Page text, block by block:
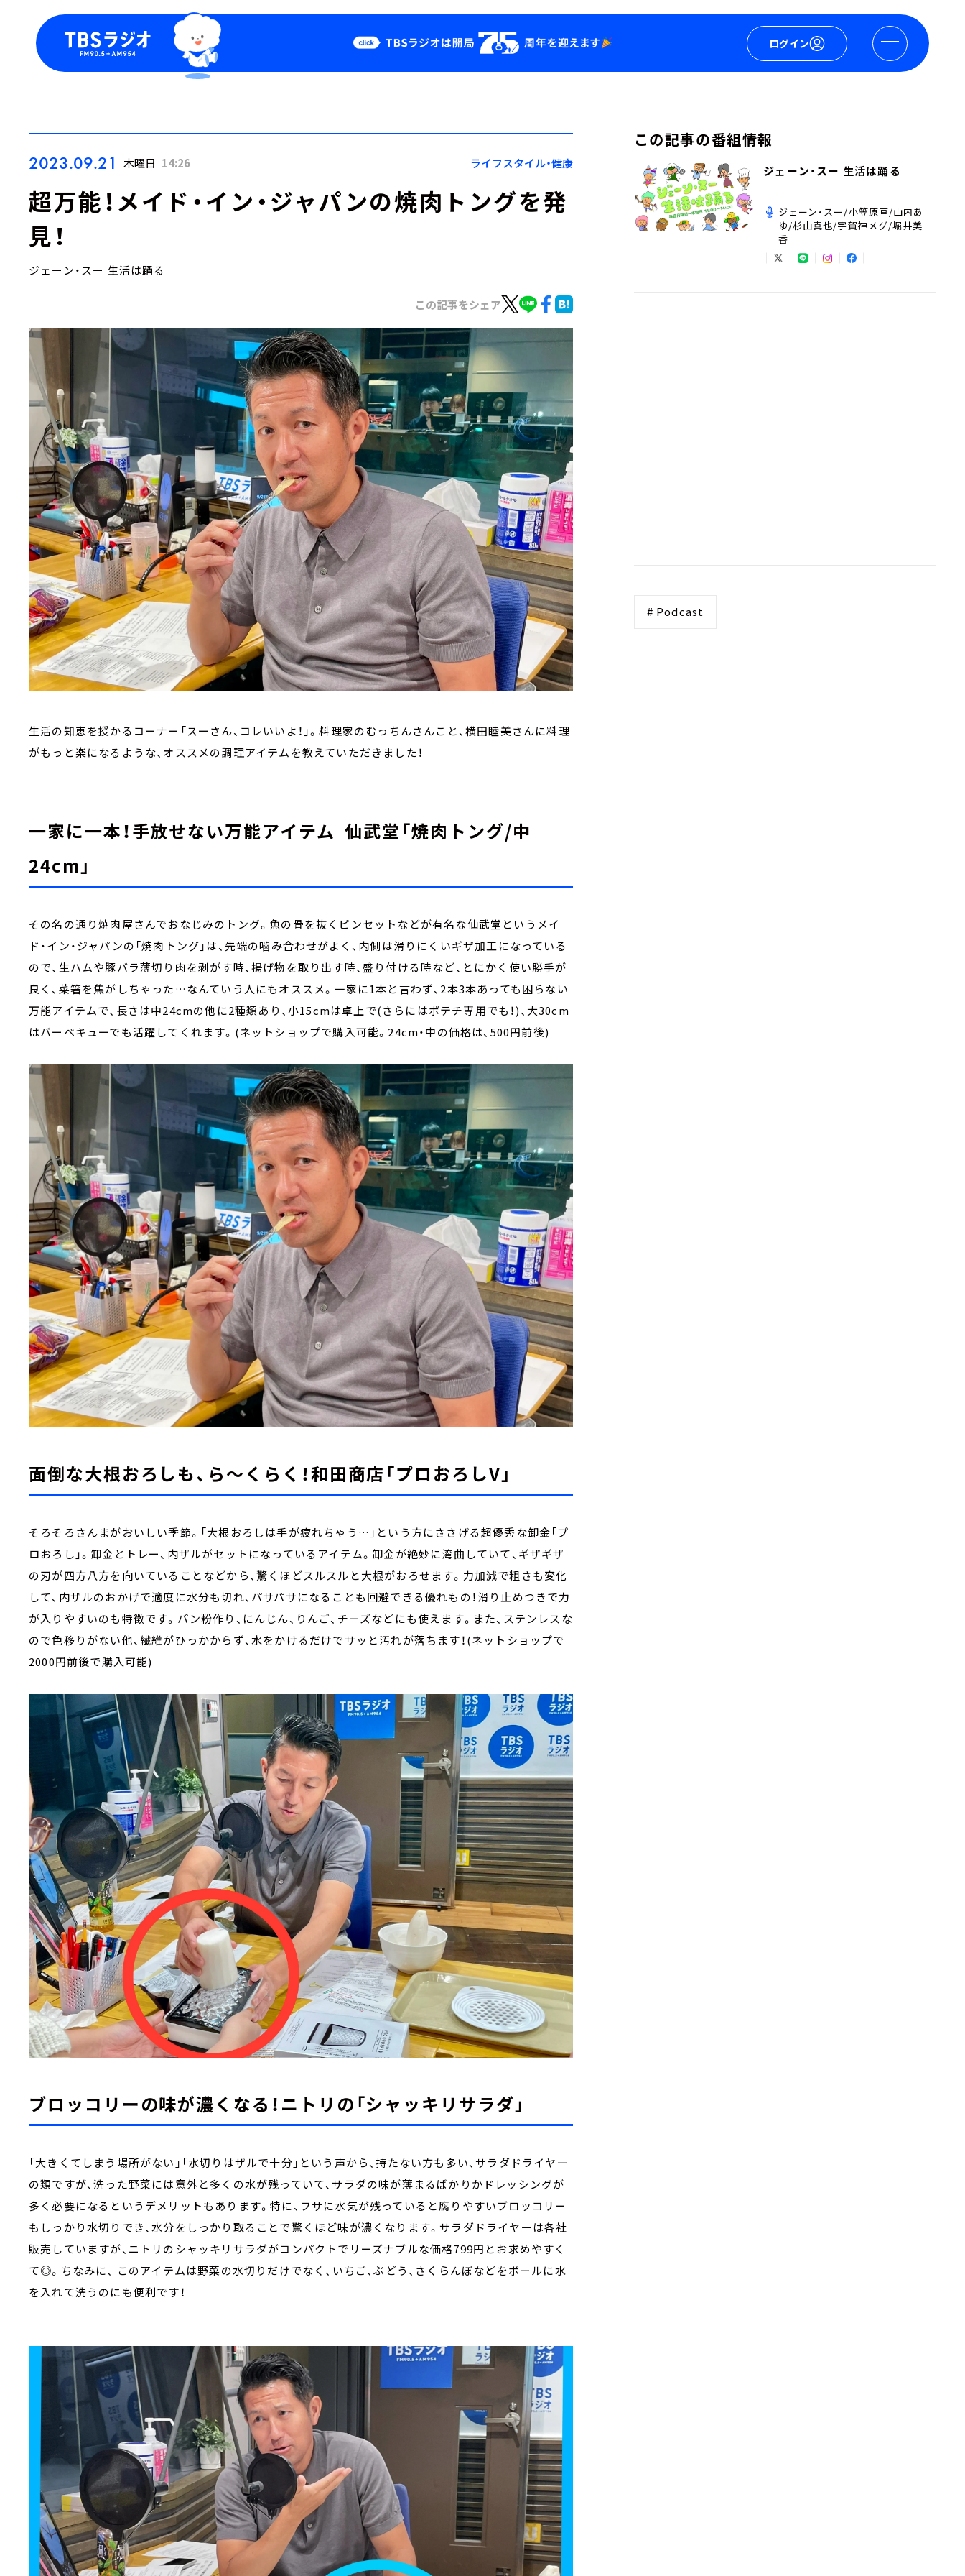
ログイン
Podcast
YouTube
会社情報
2023.09.21 木曜日 14:26 ライフスタイル・健康
超万能！メイド・イン・ジャパンの焼肉トングを発
見！
ジェーン・スー 生活は踊る
この記事をシェア
生活の知恵を授かるコーナー「スーさん、コレいいよ！」。料理家のむっちんさんこと、横田睦美さんに料理
がもっと楽になるような、オススメの調理アイテムを教えていただきました！
一家に一本！手放せない万能アイテム 仙武堂「焼肉トング/中
24cm」
その名の通り焼肉屋さんでおなじみのトング。魚の骨を抜くピンセットなどが有名な仙武堂というメイ
ド・イン・ジャパンの「焼肉トング」は、先端の噛み合わせがよく、内側は滑りにくいギザ加工になっている
ので、生ハムや豚バラ薄切り肉を剥がす時、揚げ物を取り出す時、盛り付ける時など、とにかく使い勝手が
良く、菜箸を焦がしちゃった…なんていう人にもオススメ。一家に1本と言わず、2本3本あっても困らない
万能アイテムで、長さは中24cmの他に2種類あり、小15cmは卓上で(さらにはポテチ専用でも！)、大30cm
はバーベキューでも活躍してくれます。(ネットショップで購入可能。24cm・中の価格は、500円前後)
面倒な大根おろしも、ら～くらく！和田商店「プロおろしV」
そろそろさんまがおいしい季節。「大根おろしは手が疲れちゃう…」という方にささげる超優秀な卸金「プ
ロおろし」。卸金とトレー、内ザルがセットになっているアイテム。卸金が絶妙に湾曲していて、ギザギザ
の刃が四方八方を向いていることなどから、驚くほどスルスルと大根がおろせます。力加減で粗さも変化
して、内ザルのおかげで適度に水分も切れ、パサパサになることも回避できる優れもの！滑り止めつきで力
が入りやすいのも特徴です。パン粉作り、にんじん、りんご、チーズなどにも使えます。また、ステンレスな
ので色移りがない他、繊維がひっかからず、水をかけるだけでサッと汚れが落ちます！(ネットショップで
2000円前後で購入可能)
ブロッコリーの味が濃くなる！ニトリの「シャッキリサラダ」
「大きくてしまう場所がない」「水切りはザルで十分」という声から、持たない方も多い、サラダドライヤー
の類ですが、洗った野菜には意外と多くの水が残っていて、サラダの味が薄まるばかりかドレッシングが
多く必要になるというデメリットもあります。特に、フサに水気が残っていると腐りやすいブロッコリー
もしっかり水切りでき、水分をしっかり取ることで驚くほど味が濃くなります。サラダドライヤーは各社
販売していますが、ニトリのシャッキリサラダがコンパクトでリーズナブルな価格799円とお求めやすく
て◎。ちなみに、 このアイテムは野菜の水切りだけでなく、いちご、ぶどう、さくらんぼなどをボールに水
を入れて洗うのにも便利です！
この記事の番組情報
ジェーン・スー 生活は踊る
ジェーン・スー/小笠原亘/山内あ
ゆ/杉山真也/宇賀神メグ/堀井美
香
# Podcast